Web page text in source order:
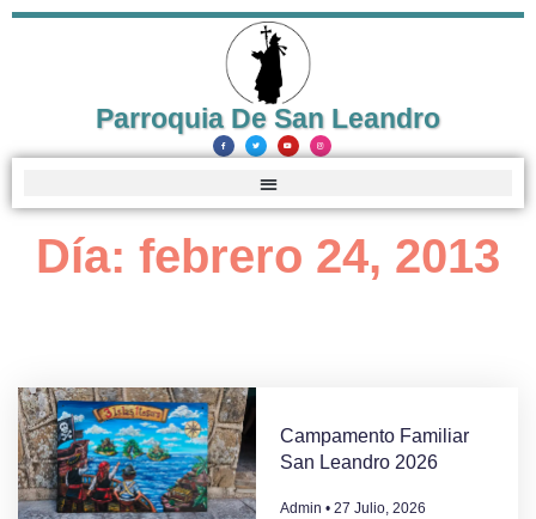
Parroquia De San Leandro
Día: febrero 24, 2013
Campamento Familiar
San Leandro 2026
Admin 27 Julio, 2026